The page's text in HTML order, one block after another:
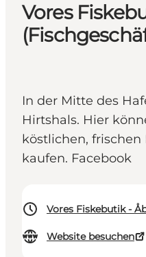
Vores
In der Mitte des
Hirtshals. Hier
köstlichen, frischen
kaufen. Facebook
Vores Fiskebutik -
Website besuchen